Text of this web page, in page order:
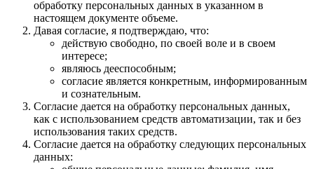
обработку персональных данных в указанном в
настоящем документе объеме.
Давая согласие, я подтверждаю, что:
действую свободно, по своей воле и в своем
интересе;
являюсь дееспособным;
согласие является конкретным, информированным
и сознательным.
Согласие дается на обработку персональных данных,
как с использованием средств автоматизации, так и без
использования таких средств.
Согласие дается на обработку следующих персональных
данных: